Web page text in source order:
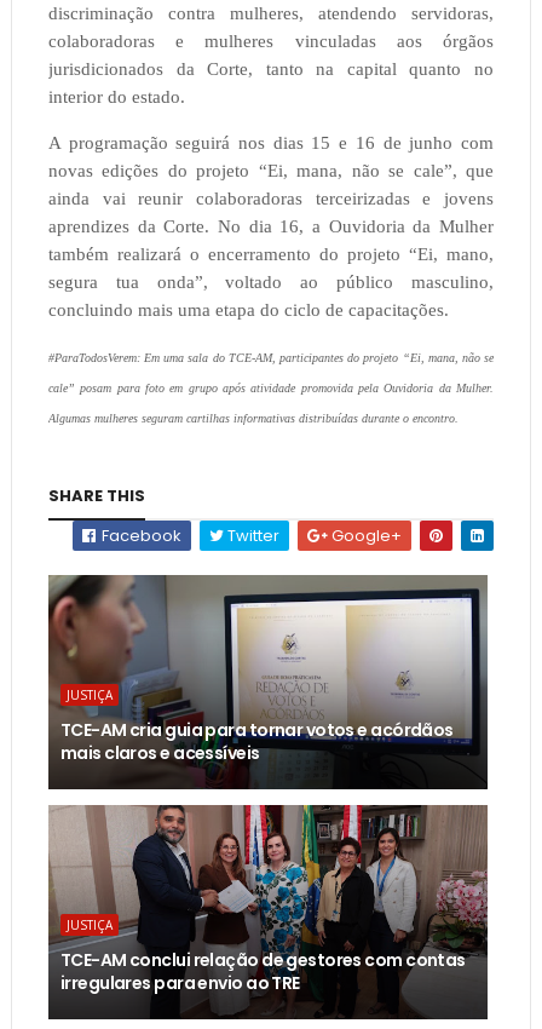
discriminação contra mulheres, atendendo servidoras,
colaboradoras e mulheres vinculadas aos órgãos
jurisdicionados da Corte, tanto na capital quanto no
interior do estado.
A programação seguirá nos dias 15 e 16 de junho com
novas edições do projeto “Ei, mana, não se cale”, que
ainda vai reunir colaboradoras terceirizadas e jovens
aprendizes da Corte. No dia 16, a Ouvidoria da Mulher
também realizará o encerramento do projeto “Ei, mano,
segura tua onda”, voltado ao público masculino,
concluindo mais uma etapa do ciclo de capacitações.
#ParaTodosVerem: Em uma sala do TCE-AM, participantes do projeto “Ei, mana, não se
cale” posam para foto em grupo após atividade promovida pela Ouvidoria da Mulher.
Algumas mulheres seguram cartilhas informativas distribuídas durante o encontro.
SHARE THIS
Facebook
Twitter Google+
JUSTIÇA
TCE-AM cria guia para tornar votos e acórdãos
mais claros e acessíveis
JUSTIÇA
TCE-AM conclui relação de gestores com contas
irregulares para envio ao TRE